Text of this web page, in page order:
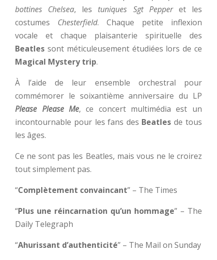
bottines Chelsea, les tuniques Sgt Pepperet les
costumes Chesterfield. Chaque petite inflexion
vocale et chaque plaisanterie spirituelle des
Beatles sont méticuleusement étudiées lors de ce
Magical Mystery trip.
À l’aide de leur ensemble orchestral pour
commémorer le soixantième anniversaire du LP
Please Please Me, ce concert multimédia est un
incontournable pour les fans des Beatles de tous
les âges.
Ce ne sont pas les Beatles, mais vous ne le croirez
tout simplement pas.
“Complètement convaincant” – The Times
“Plus une réincarnation qu’un hommage” – The
Daily Telegraph
“Ahurissant d’authenticité” – The Mail on Sunday